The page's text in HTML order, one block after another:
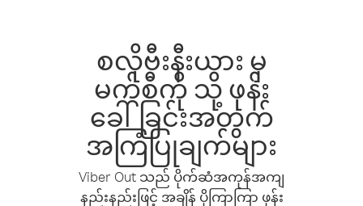
စလိုဗီးနီးယား မှ
မက်စီကို သို့ ဖုန်း
ခေါ်ခြင်းအတွက်
အကြံပြုချက်များ
Viber Out သည် ပိုက်ဆံအကုန်အကျ
နည်းနည်းဖြင့် အချိန် ပိုကြာကြာ ဖုန်း